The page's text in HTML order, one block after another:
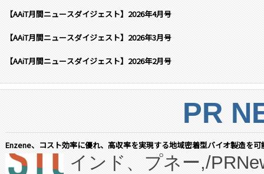
【AAiT月間ニュースダイジェスト】2026年4月号
【AAiT月間ニュースダイジェスト】2026年3月号
【AAiT月間ニュースダイジェスト】2026年2月号
PR
Enzene、コスト効率に優れ、高収率を実現する地域密着型バイオ製造を
インド、プネー,/